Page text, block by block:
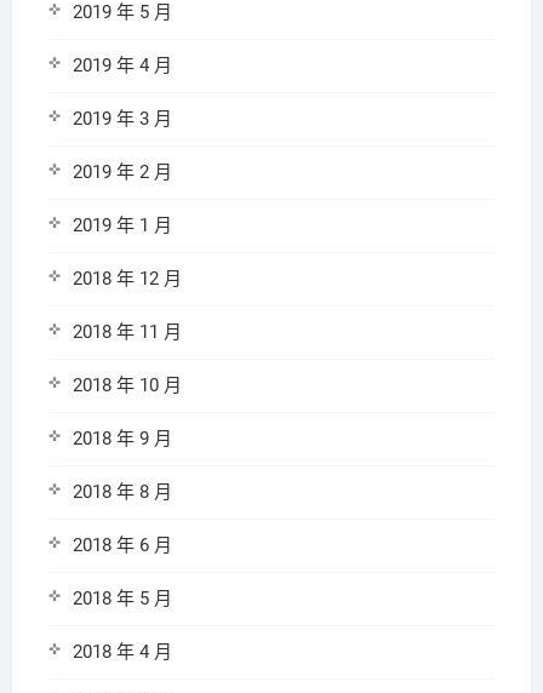
2019 年 5 月
2019 年 4 月
2019 年 3 月
2019 年 2 月
2019 年 1 月
2018 年 12 月
2018 年 11 月
2018 年 10 月
2018 年 9 月
2018 年 8 月
2018 年 6 月
2018 年 5 月
2018 年 4 月